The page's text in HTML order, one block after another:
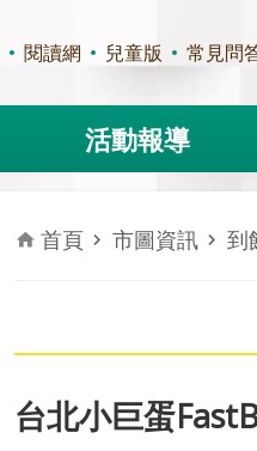
閱讀網 兒童版 常見問
活動報導
首頁 市圖資訊 到
台北小巨蛋